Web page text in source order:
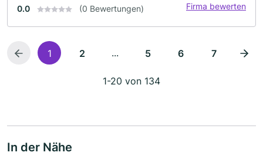
0.0 (0 Bewertungen) Firma bewerten
1 2 ... 5 6 7
1-20 von 134
In der Nähe